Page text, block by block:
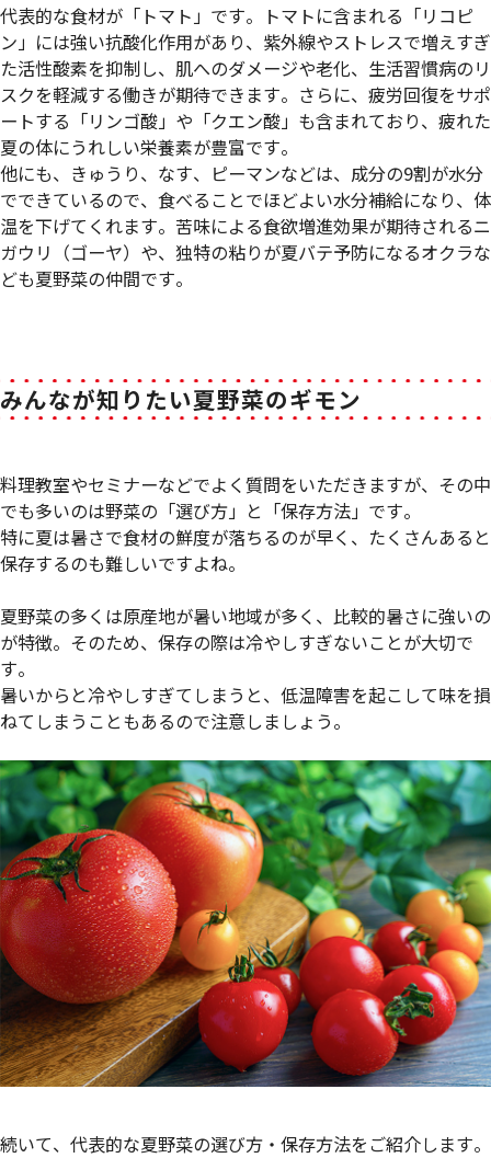
代表的な食材が「トマト」です。トマトに含まれる「リコピ
ン」には強い抗酸化作用があり、紫外線やストレスで増えすぎ
た活性酸素を抑制し、肌へのダメージや老化、生活習慣病のリ
スクを軽減する働きが期待できます。さらに、疲労回復をサポ
ートする「リンゴ酸」や「クエン酸」も含まれており、疲れた
夏の体にうれしい栄養素が豊富です。
他にも、きゅうり、なす、ピーマンなどは、成分の9割が水分
でできているので、食べることでほどよい水分補給になり、体
温を下げてくれます。苦味による食欲増進効果が期待されるニ
ガウリ（ゴーヤ）や、独特の粘りが夏バテ予防になるオクラな
ども夏野菜の仲間です。
みんなが知りたい夏野菜のギモン
料理教室やセミナーなどでよく質問をいただきますが、その中
でも多いのは野菜の「選び方」と「保存方法」です。
特に夏は暑さで食材の鮮度が落ちるのが早く、たくさんあると
保存するのも難しいですよね。
夏野菜の多くは原産地が暑い地域が多く、比較的暑さに強いの
が特徴。そのため、保存の際は冷やしすぎないことが大切で
す。
暑いからと冷やしすぎてしまうと、低温障害を起こして味を損
ねてしまうこともあるので注意しましょう。
続いて、代表的な夏野菜の選び方・保存方法をご紹介します。